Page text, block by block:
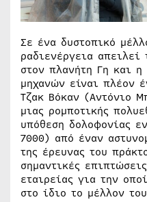
Σε ένα δυστοπικό
ραδιενέργεια
στον πλανήτη Γη και
μηχανών είναι πλέον
Τζακ Βόκαν (Αντόνιο
μιας ρομποτικής
υπόθεση δολοφονίας
7000) από έναν
της έρευνας του
σημαντικές
εταιρείας για την
στο ίδιο το μέλλον